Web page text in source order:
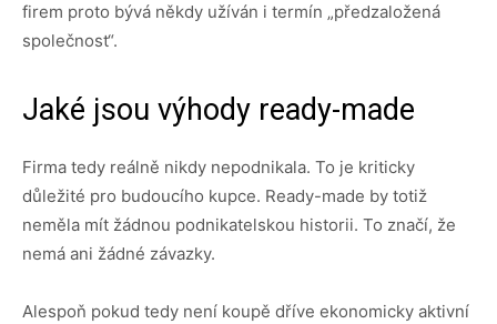
firem proto bývá někdy užíván i termín „předzaložená
společnost“.
Jaké jsou výhody ready-made
Firma tedy reálně nikdy nepodnikala. To je kriticky
důležité pro budoucího kupce. Ready-made by totiž
neměla mít žádnou podnikatelskou historii. To značí, že
nemá ani žádné závazky.
Alespoň pokud tedy není koupě dříve ekonomicky aktivní